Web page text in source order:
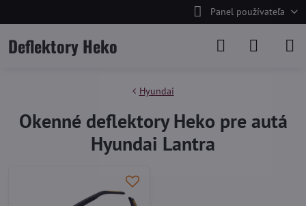
Panel používateľa
Deflektory Heko
Hyundai
Okenné deflektory Heko pre autá
Hyundai Lantra